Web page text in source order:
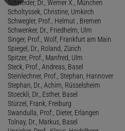
Schneider, Dr., Werner X., München
Scholtyssek, Christine, Umkirch
Schwegler, Prof., Helmut , Bremen
Schwenker, Dr., Friedhelm, Ulm
Singer, Prof., Wolf, Frankfurt am Main
Spiegel, Dr., Roland, Zürich
Spitzer, Prof., Manfred, Ulm
Steck, Prof., Andreas, Basel
Steinlechner, Prof., Stephan, Hannover
Stephan, Dr., Achim, Rüsselsheim
Stoeckli, Dr., Esther, Basel
Stürzel, Frank, Freiburg
Swandulla, Prof., Dieter, Erlangen
Tolnay, Dr., Markus, Basel